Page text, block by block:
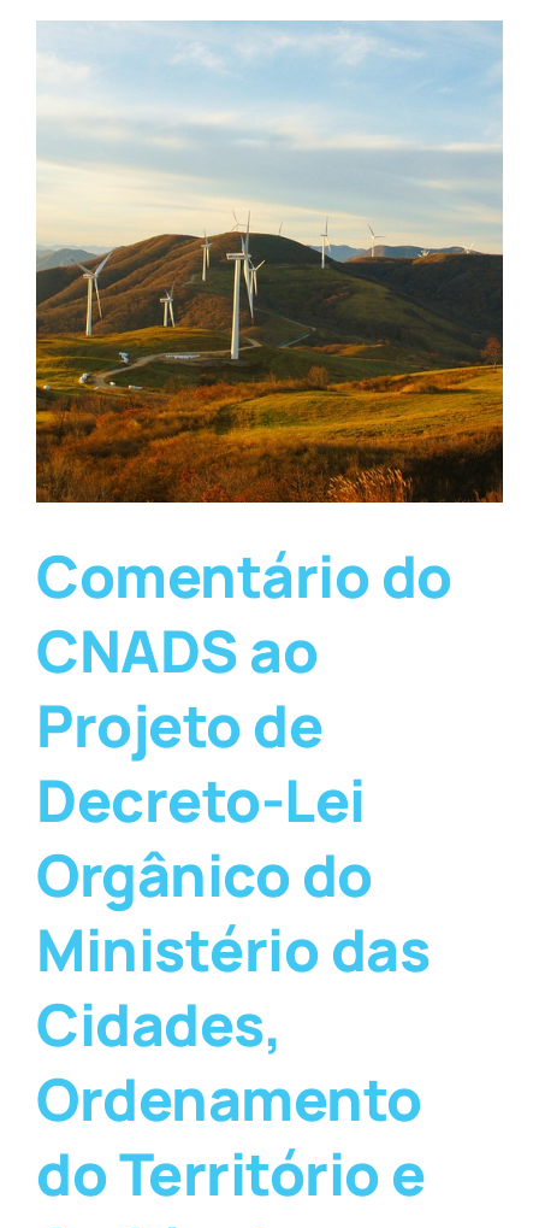
Comentário do
CNADS ao
Projeto de
Decreto-Lei
Orgânico do
Ministério das
Cidades,
Ordenamento
do Território e